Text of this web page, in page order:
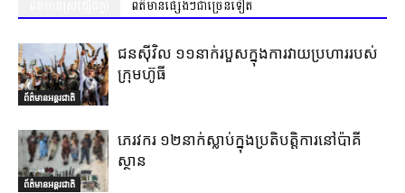
ព័ត៌មានផ្សេងៗជាច្រើនទៀត
ព័ត៌មានអន្តរជាតិ
ជនស៊ីវិល ១១នាក់របួសក្នុងការវាយប្រហាររបស់
ក្រុមហ៊ូធី
ព័ត៌មានអន្តរជាតិ
ភេរវករ ១២នាក់ស្លាប់ក្នុងប្រតិបត្តិការនៅប៉ាគី
ស្ថាន